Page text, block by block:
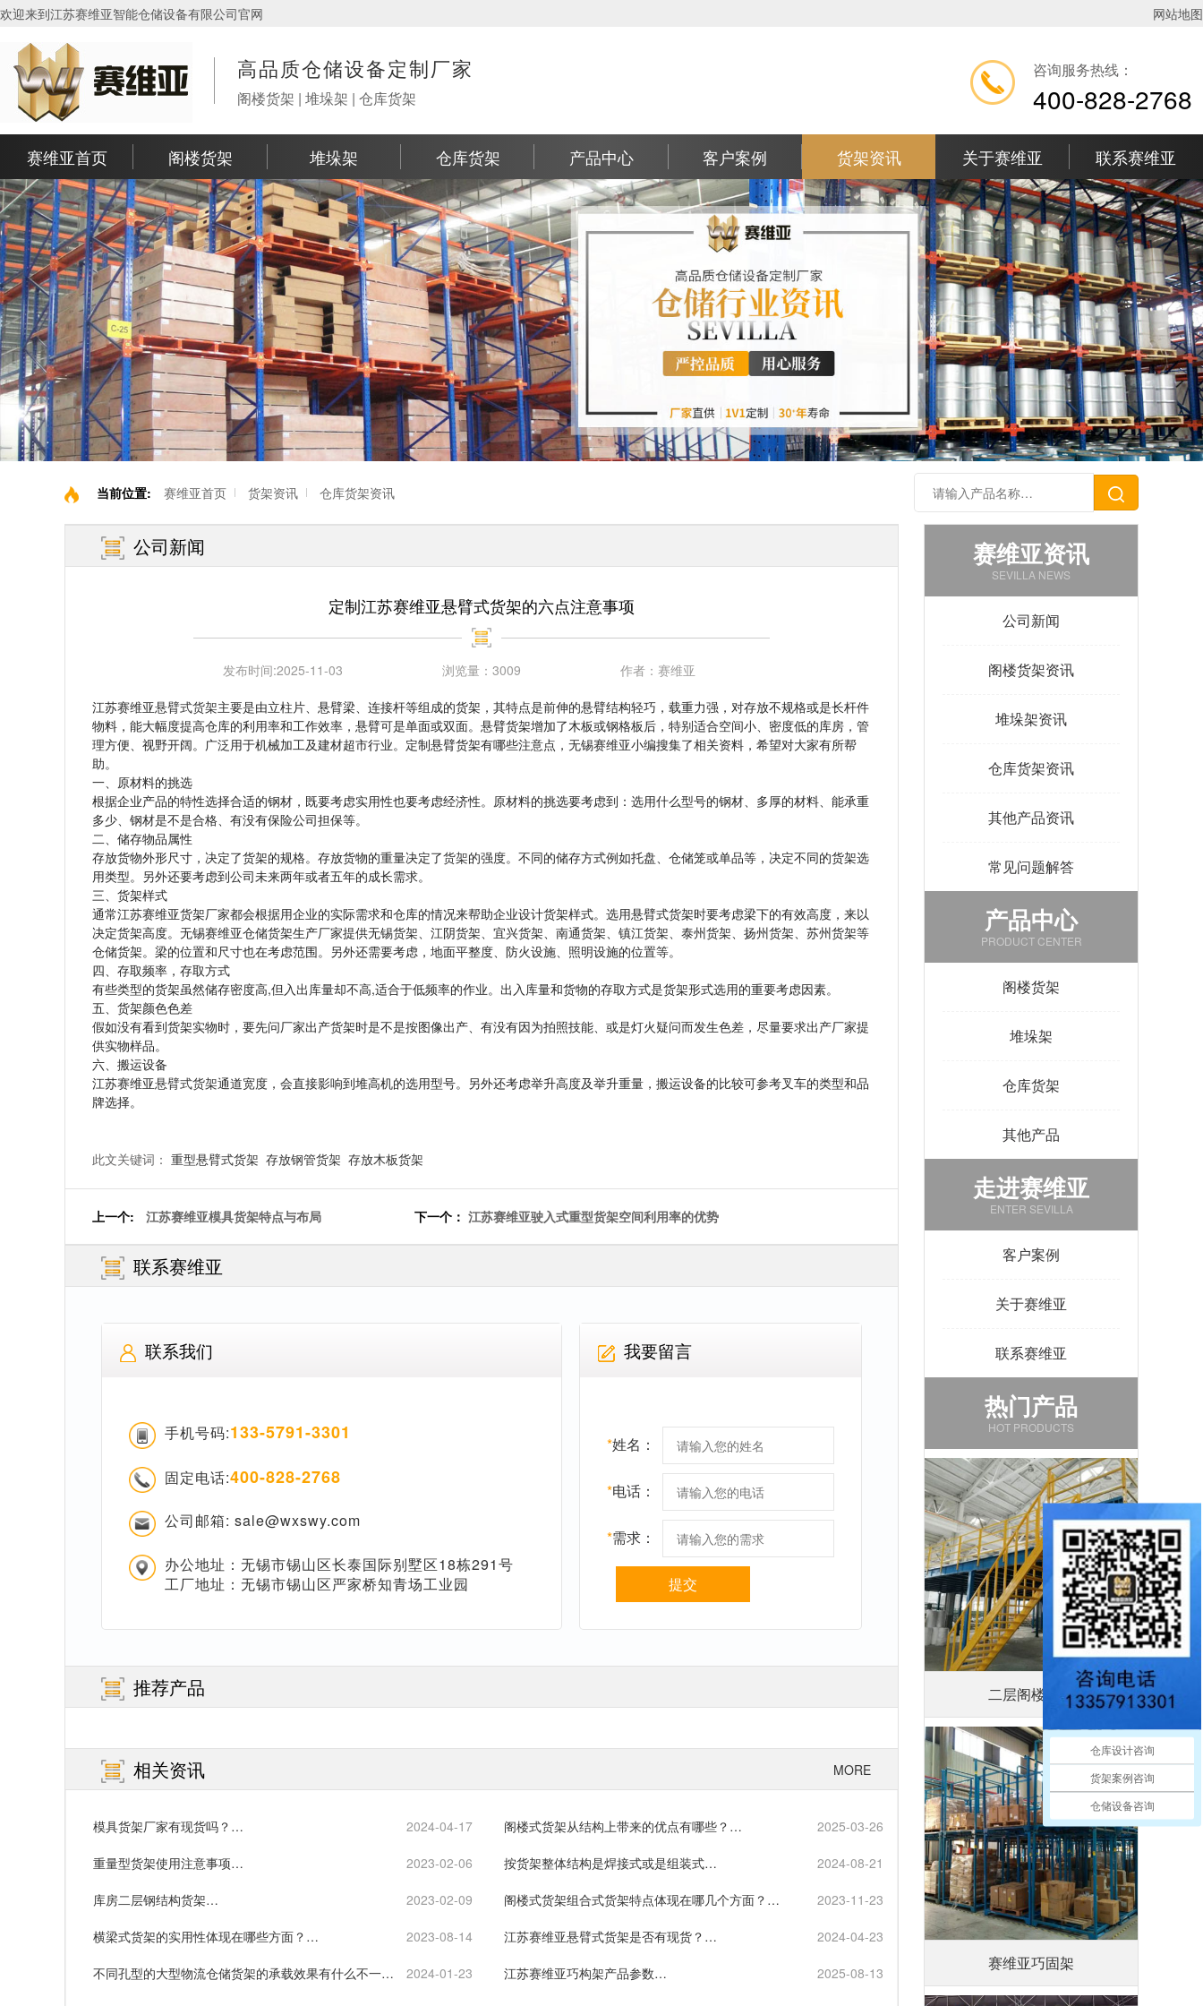
欢迎来到江苏赛维亚智能仓储设备有限公司官网 网站地图
高品质仓储设备定制厂家
阁楼货架 | 堆垛架 | 仓库货架
咨询服务热线：
400-828-2768
赛维亚首页 阁楼货架 堆垛架 仓库货架 产品中心 客户案例 货架资讯 关于赛维亚 联系赛维亚
当前位置: 赛维亚首页 货架资讯 仓库货架资讯
公司新闻
定制江苏赛维亚悬臂式货架的六点注意事项
发布时间:2025-11-03 浏览量： 3009 作者： 赛维亚
江苏赛维亚悬臂式货架主要是由立柱片、悬臂梁、连接杆等组成的货架，其特点是前伸的悬臂结构轻巧，载重力强，对存放不规格或是长杆件
物料，能大幅度提高仓库的利用率和工作效率，悬臂可是单面或双面。悬臂货架增加了木板或钢格板后，特别适合空间小、密度低的库房，管
理方便、视野开阔。广泛用于机械加工及建材超市行业。定制悬臂货架有哪些注意点，无锡赛维亚小编搜集了相关资料，希望对大家有所帮
助。
一、原材料的挑选
根据企业产品的特性选择合适的钢材，既要考虑实用性也要考虑经济性。原材料的挑选要考虑到：选用什么型号的钢材、多厚的材料、能承重
多少、钢材是不是合格、有没有保险公司担保等。
二、储存物品属性
存放货物外形尺寸，决定了货架的规格。存放货物的重量决定了货架的强度。不同的储存方式例如托盘、仓储笼或单品等，决定不同的货架选
用类型。另外还要考虑到公司未来两年或者五年的成长需求。
三、货架样式
通常江苏赛维亚货架厂家都会根据用企业的实际需求和仓库的情况来帮助企业设计货架样式。选用悬臂式货架时要考虑梁下的有效高度，来以
决定货架高度。无锡赛维亚仓储货架生产厂家提供无锡货架、江阴货架、宜兴货架、南通货架、镇江货架、泰州货架、扬州货架、苏州货架等
仓储货架。梁的位置和尺寸也在考虑范围。另外还需要考虑，地面平整度、防火设施、照明设施的位置等。
四、存取频率，存取方式
有些类型的货架虽然储存密度高,但入出库量却不高,适合于低频率的作业。出入库量和货物的存取方式是货架形式选用的重要考虑因素。
五、货架颜色色差
假如没有看到货架实物时，要先问厂家出产货架时是不是按图像出产、有没有因为拍照技能、或是灯火疑问而发生色差，尽量要求出产厂家提
供实物样品。
六、搬运设备
江苏赛维亚悬臂式货架通道宽度，会直接影响到堆高机的选用型号。另外还考虑举升高度及举升重量，搬运设备的比较可参考叉车的类型和品
牌选择。
此文关键词： 重型悬臂式货架 存放钢管货架 存放木板货架
上一个: 江苏赛维亚模具货架特点与布局 下一个： 江苏赛维亚驶入式重型货架空间利用率的优势
联系赛维亚
联系我们
手机号码:133-5791-3301
固定电话:400-828-2768
公司邮箱: sale@wxswy.com
办公地址：无锡市锡山区长泰国际别墅区18栋291号
工厂地址：无锡市锡山区严家桥知青场工业园
我要留言
*姓名：
*电话：
*需求：
提交
推荐产品
相关资讯 MORE
模具货架厂家有现货吗？… 2024-04-17 阁楼式货架从结构上带来的优点有哪些？… 2025-03-26
重量型货架使用注意事项… 2023-02-06 按货架整体结构是焊接式或是组装式… 2024-08-21
库房二层钢结构货架… 2023-02-09 阁楼式货架组合式货架特点体现在哪几个方面？… 2023-11-23
横梁式货架的实用性体现在哪些方面？… 2023-08-14 江苏赛维亚悬臂式货架是否有现货？… 2024-04-23
不同孔型的大型物流仓储货架的承载效果有什么不一
2024-01-23 江苏赛维亚巧构架产品参数… 2025-08-13
赛维亚资讯
SEVILLA NEWS
公司新闻
阁楼货架资讯
堆垛架资讯
仓库货架资讯
其他产品资讯
常见问题解答
产品中心
PRODUCT CENTER
阁楼货架
堆垛架
仓库货架
其他产品
走进赛维亚
ENTER SEVILLA
客户案例
关于赛维亚
联系赛维亚
热门产品
HOT PRODUCTS
二层阁楼平台
赛维亚巧固架
仓库设计咨询
货架案例咨询
仓储设备咨询